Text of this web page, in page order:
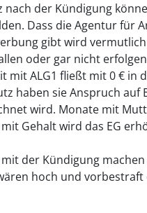
der Kündigung
Dass die Agentur für
gibt wird
oder gar nicht
mit ALG1 fließt mit 0 € in
haben sie Anspruch auf
wird. Monate mit
Gehalt wird das EG
der Kündigung
hoch und vorbestraft